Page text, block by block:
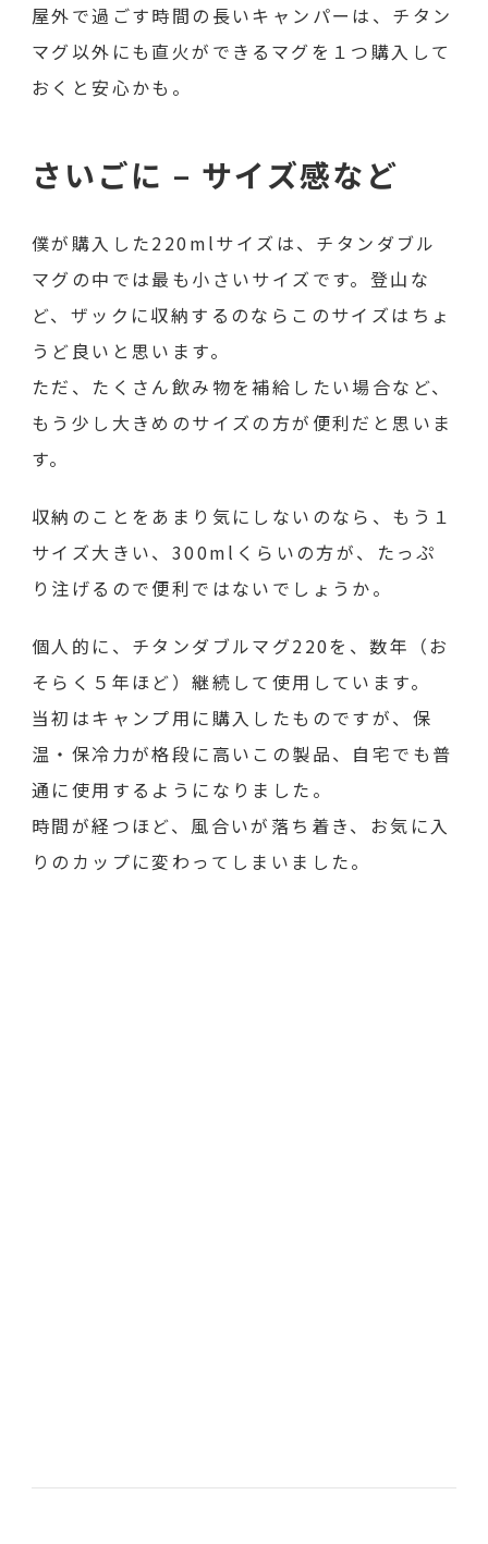
屋外で過ごす時間の長いキャンパーは、チタン
マグ以外にも直火ができるマグを１つ購入して
おくと安心かも。
さいごに – サイズ感など
僕が購入した220mlサイズは、チタンダブル
マグの中では最も小さいサイズです。登山な
ど、ザックに収納するのならこのサイズはちょ
うど良いと思います。
ただ、たくさん飲み物を補給したい場合など、
もう少し大きめのサイズの方が便利だと思いま
す。
収納のことをあまり気にしないのなら、もう１
サイズ大きい、300mlくらいの方が、たっぷ
り注げるので便利ではないでしょうか。
個人的に、チタンダブルマグ220を、数年（お
そらく５年ほど）継続して使用しています。
当初はキャンプ用に購入したものですが、保
温・保冷力が格段に高いこの製品、自宅でも普
通に使用するようになりました。
時間が経つほど、風合いが落ち着き、お気に入
りのカップに変わってしまいました。